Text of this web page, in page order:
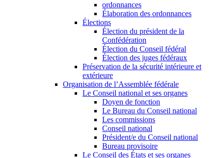
ordonnances
Élaboration des ordonnances
Élections
Élection du président de la
Confédération
Élection du Conseil fédéral
Élection des juges fédéraux
Préservation de la sécurité intérieure et
extérieure
Organisation de l’Assemblée fédérale
Le Conseil national et ses organes
Doyen de fonction
Le Bureau du Conseil national
Les commissions
Conseil national
Président/e du Conseil national
Bureau provisoire
Le Conseil des États et ses organes